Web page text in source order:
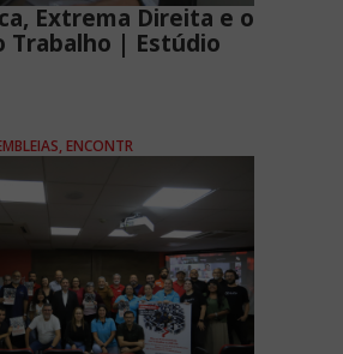
Extrema Direita e o
Trabalho | Estúdio
ENCONTR